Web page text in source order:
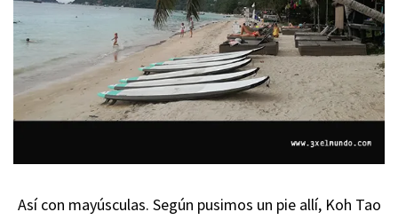
Así con mayúsculas. Según pusimos un pie allí, Koh Tao